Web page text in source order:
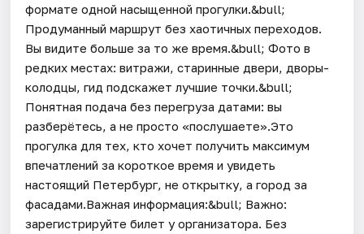
формате одной насыщенной прогулки.&bull;
Продуманный маршрут без хаотичных переходов.
Вы видите больше за то же время.&bull; Фото в
редких местах: витражи, старинные двери, дворы-
колодцы, гид подскажет лучшие точки.&bull;
Понятная подача без перегруза датами: вы
разберётесь, а не просто «послушаете».Это
прогулка для тех, кто хочет получить максимум
впечатлений за короткое время и увидеть
настоящий Петербург, не открытку, а город за
фасадами.Важная информация:&bull; Важно:
зарегистрируйте билет у организатора. Без